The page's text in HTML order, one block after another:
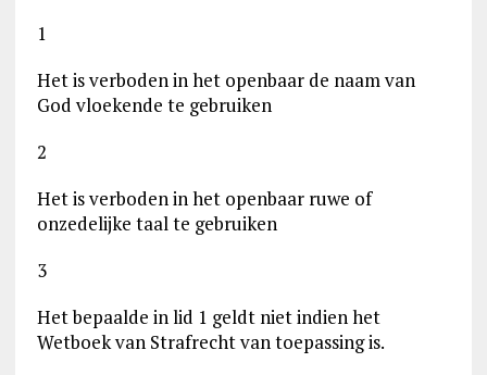
1
Het is verboden in het openbaar de naam van
God vloekende te gebruiken
2
Het is verboden in het openbaar ruwe of
onzedelijke taal te gebruiken
3
Het bepaalde in lid 1 geldt niet indien het
Wetboek van Strafrecht van toepassing is.